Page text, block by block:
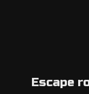
Escape